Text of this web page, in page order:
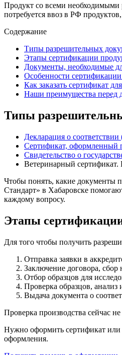
Продукт со всеми необходимыми
потребуется ввоз в РФ
Содержание
Типы разрешительных
Этапы сертификации
Документы, необходимые
Особенности
Как заказать сертификат
Наши преимущества перед
Типы
Декларация о
Сертификат, оформленный
Свидетельство о
Ветеринарный
Чтобы понять, какие документы
Стандарт» в Хабаровске
каждому вопросу.
Этапы
Для того чтобы получить
Отправка заявки в
Заключение договора,
Отбор образцов для
Проверка образцов, анализ
Выдача документа о
Проверка производства сейчас
Нужно оформить сертификат
оформления.